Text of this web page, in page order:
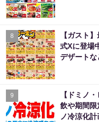
8
【ガスト
式Xに登場
デザートな
9
【ドミノ
飲や期間限
ノ冷涼化